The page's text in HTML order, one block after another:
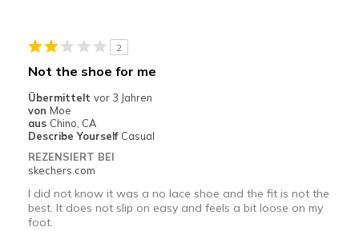
Geeignete Verwendung
Width
Sizing
Feels true to size
View On Shoes
2
Not the shoe for me
Übermittelt vor 3 Jahren
von Moe
aus Chino, CA
Describe Yourself Casual
REZENSIERT BEI
skechers.com
I did not know it was a no lace shoe and the fit is not the
best. It does not slip on easy and feels a bit loose on my
foot.